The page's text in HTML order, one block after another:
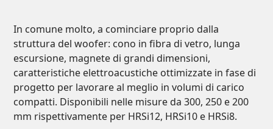
In comune molto, a cominciare proprio dalla
struttura del woofer: cono in fibra di vetro, lunga
escursione, magnete di grandi dimensioni,
caratteristiche elettroacustiche ottimizzate in fase di
progetto per lavorare al meglio in volumi di carico
compatti. Disponibili nelle misure da 300, 250 e 200
mm rispettivamente per HRSi12, HRSi10 e HRSi8.